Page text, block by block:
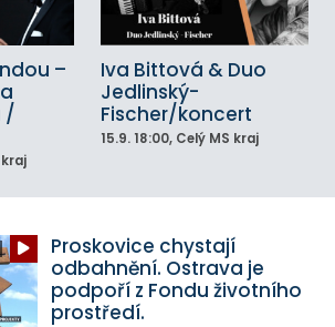
–
/
kraj
Iva Bittová & Duo
Jedlinský-
Fischer/koncert
15.9. 18:00, Celý MS kraj
Proskovice chystají
odbahnění. Ostrava je
podpoří z Fondu životního
prostředí.